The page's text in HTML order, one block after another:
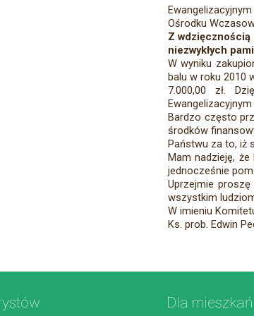
Ośrodku
Z wdzięcznością
niezwykłych
W wyniku
balu w roku 2010
7.000,00 zł.
Bardzo często
środków
Państwu za to, iż
Mam nadzieję,
jednocześnie
Uprzejmie
wszystkim
W imieniu
Ks. prob. Edwin
Dla